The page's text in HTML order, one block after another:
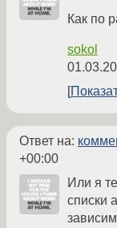
Как по
sokol
Ответ на:
+00:00
Или я
списки